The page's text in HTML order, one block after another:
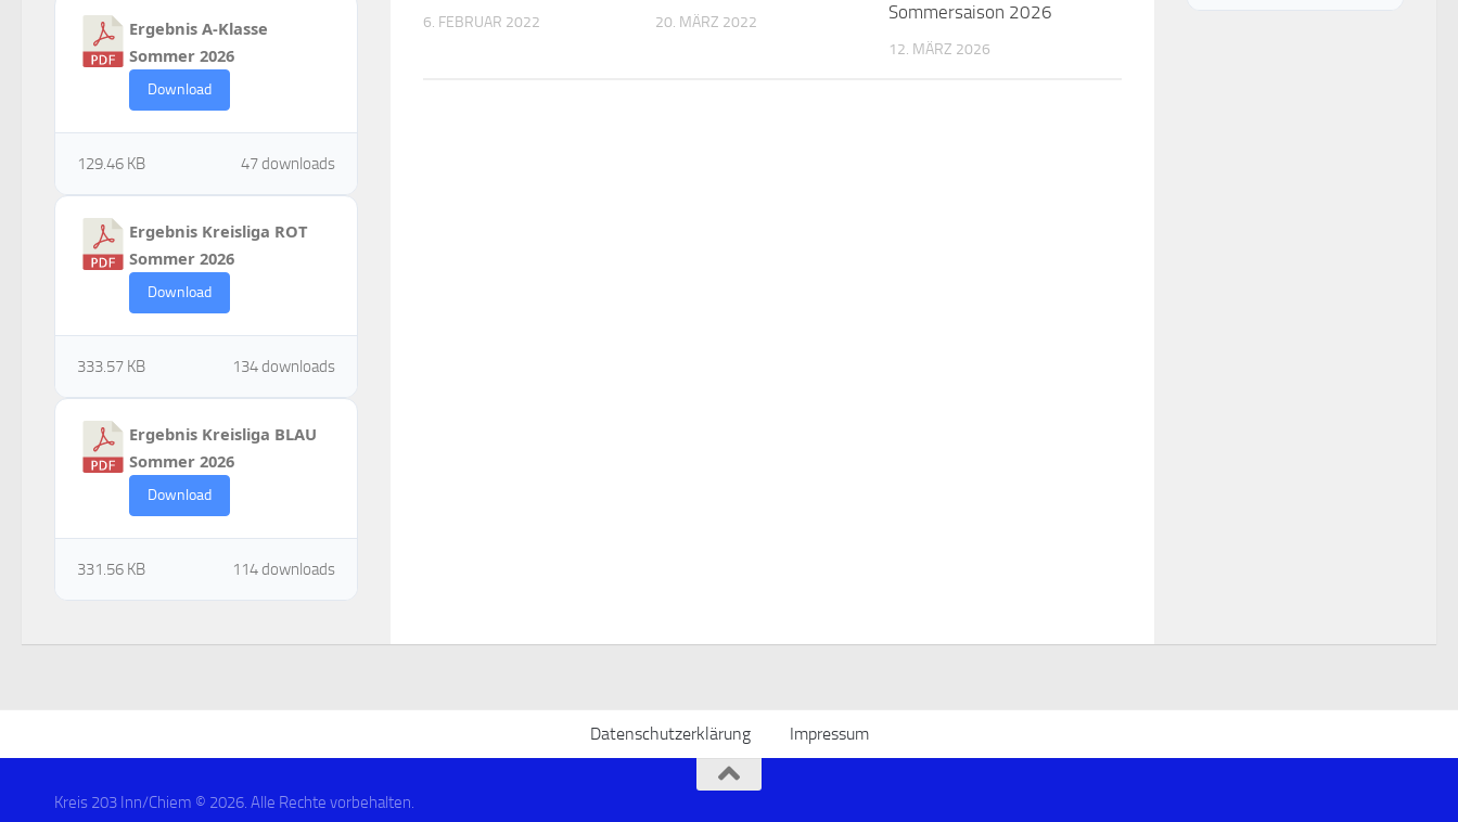
6. FEBRUAR 2022 20. MÄRZ 2022
Sommersaison 2026
12. MÄRZ 2026
Ergebnis A-Klasse
Sommer 2026
Download
47 downloads
129.46 KB
Ergebnis Kreisliga ROT
Sommer 2026
Download
134 downloads
333.57 KB
Ergebnis Kreisliga BLAU
Sommer 2026
Download
114 downloads
331.56 KB
Datenschutzerklärung Impressum
Kreis 203 Inn/Chiem © 2026. Alle Rechte vorbehalten.